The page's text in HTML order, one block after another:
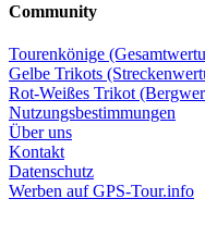
Community
Tourenkönige
Gelbe Trikots
Rot-Weißes Trikot
Nutzungsbestimmungen
Über uns
Kontakt
Datenschutz
Werben auf GPS-Tour.info